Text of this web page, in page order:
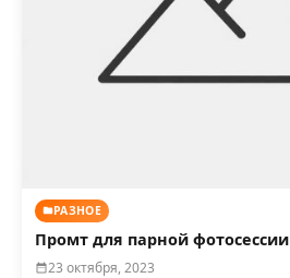
РАЗНОЕ
Промт для парной фотосессии
23 октября, 2023